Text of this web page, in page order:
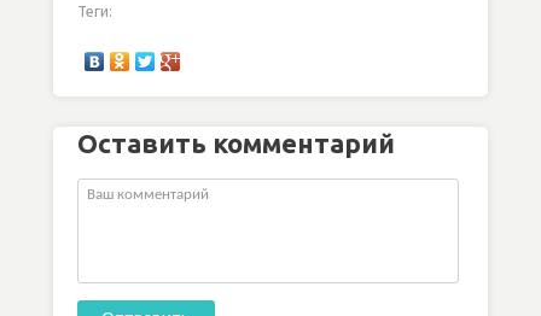
Теги:
Оставить комментарий